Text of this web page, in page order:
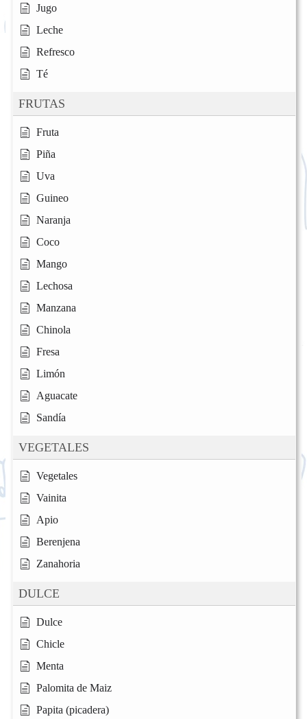
Jugo
Leche
Refresco
Té
FRUTAS
Fruta
Piña
Uva
Guineo
Naranja
Coco
Mango
Lechosa
Manzana
Chinola
Fresa
Limón
Aguacate
Sandía
VEGETALES
Vegetales
Vainita
Apio
Berenjena
Zanahoria
DULCE
Dulce
Chicle
Menta
Palomita de Maiz
Papita (picadera)